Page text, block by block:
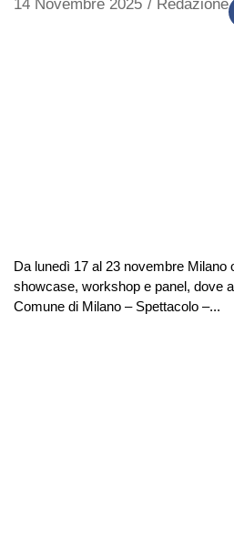
14 Novembre 2025 / Redazione
Da lunedì 17 al 23 novembre
showcase, workshop e panel, dove
Comune di Milano – Spettacolo –...